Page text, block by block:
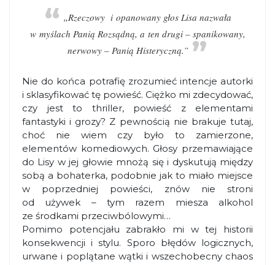
„Rzeczowy i opanowany głos Lisa nazwała
w myślach Panią Rozsądną, a ten drugi – spanikowany,
nerwowy – Panią Histeryczną.”
Nie do końca potrafię zrozumieć intencje autorki
i sklasyfikować tę powieść. Ciężko mi zdecydować,
czy jest to thriller, powieść z elementami
fantastyki i grozy? Z pewnością nie brakuje tutaj,
choć nie wiem czy było to zamierzone,
elementów komediowych. Głosy przemawiające
do Lisy w jej głowie mnożą się i dyskutują między
sobą a bohaterka, podobnie jak to miało miejsce
w poprzedniej powieści, znów nie stroni
od używek – tym razem miesza alkohol
ze środkami przeciwbólowymi…
Pomimo potencjału zabrakło mi w tej historii
konsekwencji i stylu. Sporo błędów logicznych,
urwane i poplątane wątki i wszechobecny chaos